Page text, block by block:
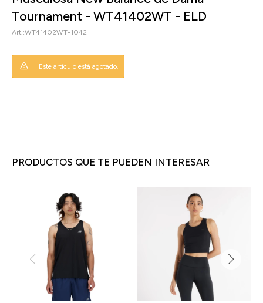
Tournament - WT41402WT - ELD
WT41402WT-1042
Este artículo está agotado.
PRODUCTOS QUE TE PUEDEN INTERESAR